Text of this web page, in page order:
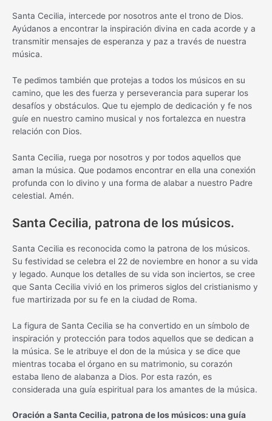
Santa Cecilia, intercede por nosotros ante el trono de Dios.
Ayúdanos a encontrar la inspiración divina en cada acorde y a
transmitir mensajes de esperanza y paz a través de nuestra
música.
Te pedimos también que protejas a todos los músicos en su
camino, que les des fuerza y perseverancia para superar los
desafíos y obstáculos. Que tu ejemplo de dedicación y fe nos
guíe en nuestro camino musical y nos fortalezca en nuestra
relación con Dios.
Santa Cecilia, ruega por nosotros y por todos aquellos que
aman la música. Que podamos encontrar en ella una conexión
profunda con lo divino y una forma de alabar a nuestro Padre
celestial. Amén.
Santa Cecilia, patrona de los músicos.
Santa Cecilia es reconocida como la patrona de los músicos.
Su festividad se celebra el 22 de noviembre en honor a su vida
y legado. Aunque los detalles de su vida son inciertos, se cree
que Santa Cecilia vivió en los primeros siglos del cristianismo y
fue martirizada por su fe en la ciudad de Roma.
La figura de Santa Cecilia se ha convertido en un símbolo de
inspiración y protección para todos aquellos que se dedican a
la música. Se le atribuye el don de la música y se dice que
mientras tocaba el órgano en su matrimonio, su corazón
estaba lleno de alabanza a Dios. Por esta razón, es
considerada una guía espiritual para los amantes de la música.
Oración a Santa Cecilia, patrona de los músicos: una guía